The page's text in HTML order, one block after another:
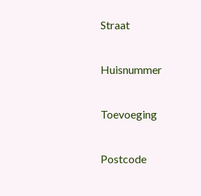
Straat
Huisnummer
Toevoeging
Postcode